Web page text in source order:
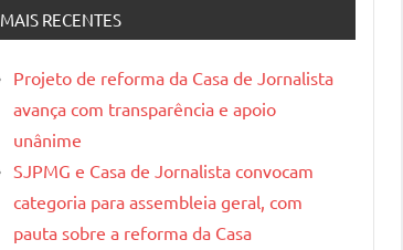
Gerais
MAIS RECENTES
Projeto de reforma da Casa de Jornalista
avança com transparência e apoio
unânime
SJPMG e Casa de Jornalista convocam
categoria para assembleia geral, com
pauta sobre a reforma da Casa